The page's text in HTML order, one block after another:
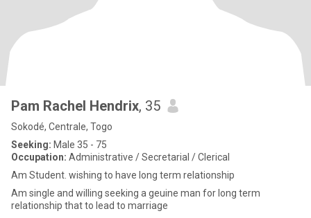
Pam Rachel Hendrix, 35
Sokodé, Centrale, Togo
Seeking: Male 35 - 75
Occupation: Administrative / Secretarial / Clerical
Am Student. wishing to have long term relationship
Am single and willing seeking a geuine man for long term
relationship that to lead to marriage